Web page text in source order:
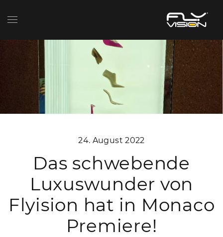
24. August 2022
Das schwebende
Luxuswunder von
Flyision hat in Monaco
Premiere!